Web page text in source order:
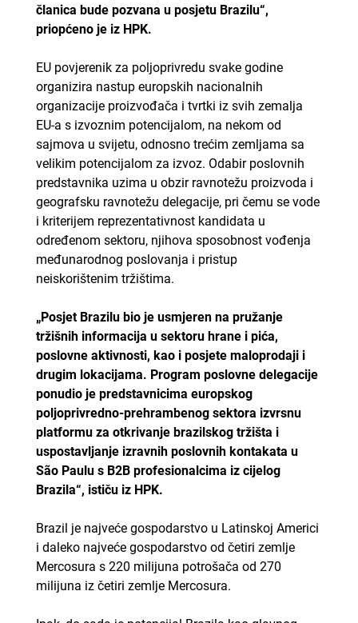
članica bude pozvana u posjetu Brazilu“,
priopćeno je iz HPK.
EU povjerenik za poljoprivredu svake godine
organizira nastup europskih nacionalnih
organizacije proizvođača i tvrtki iz svih zemalja
EU-a s izvoznim potencijalom, na nekom od
sajmova u svijetu, odnosno trećim zemljama sa
velikim potencijalom za izvoz. Odabir poslovnih
predstavnika uzima u obzir ravnotežu proizvoda i
geografsku ravnotežu delegacije, pri čemu se vode
i kriterijem reprezentativnost kandidata u
određenom sektoru, njihova sposobnost vođenja
međunarodnog poslovanja i pristup
neiskorištenim tržištima.
„Posjet Brazilu bio je usmjeren na pružanje
tržišnih informacija u sektoru hrane i pića,
poslovne aktivnosti, kao i posjete maloprodaji i
drugim lokacijama. Program poslovne delegacije
ponudio je predstavnicima europskog
poljoprivredno-prehrambenog sektora izvrsnu
platformu za otkrivanje brazilskog tržišta i
uspostavljanje izravnih poslovnih kontakata u
São Paulu s B2B profesionalcima iz cijelog
Brazila“, ističu iz HPK.
Brazil je najveće gospodarstvo u Latinskoj Americi
i daleko najveće gospodarstvo od četiri zemlje
Mercosura s 220 milijuna potrošača od 270
milijuna iz četiri zemlje Mercosura.